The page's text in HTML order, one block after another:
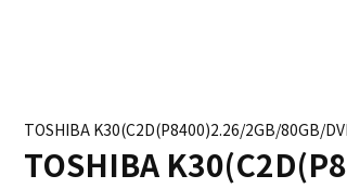
TOSHIBA K30(C2D(P8400)2.26/2GB/80GB/
TOSHIBA